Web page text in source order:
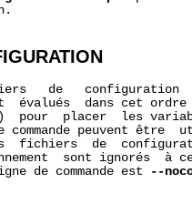
de
évalués  dans cet
pour  placer  les
commande peuvent être
fichiers  de
sont ignorés  à
de commande est
--